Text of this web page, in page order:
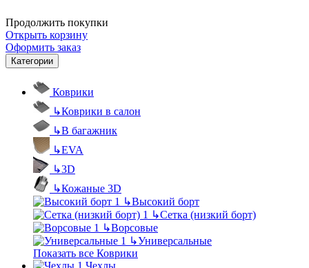
Продолжить покупки
Открыть корзину
Оформить заказ
Категории
Коврики
↳Коврики в салон
↳В багажник
↳EVA
↳3D
↳Кожаные 3D
↳Высокий борт
↳Сетка (низкий борт)
↳Ворсовые
↳Универсальные
Показать все Коврики
Чехлы